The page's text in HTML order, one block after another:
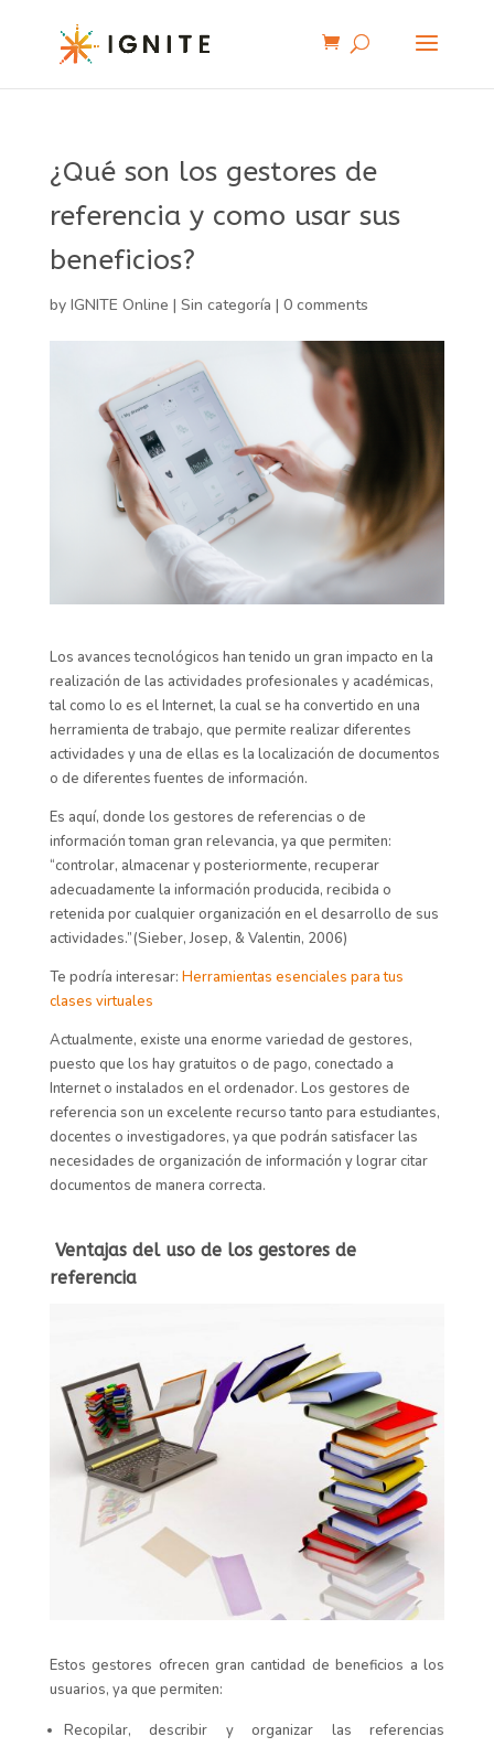
¿Qué son los gestores de
referencia y como usar sus
beneficios?
by IGNITE Online | Sin categoría | 0 comments
Los avances tecnológicos han tenido un gran impacto en la
realización de las actividades profesionales y académicas,
tal como lo es el Internet, la cual se ha convertido en una
herramienta de trabajo, que permite realizar diferentes
actividades y una de ellas es la localización de documentos
o de diferentes fuentes de información.
Es aquí, donde los gestores de referencias o de
información toman gran relevancia, ya que permiten:
“controlar, almacenar y posteriormente, recuperar
adecuadamente la información producida, recibida o
retenida por cualquier organización en el desarrollo de sus
actividades.”(Sieber, Josep, & Valentin, 2006)
Te podría interesar: Herramientas esenciales para tus
clases virtuales
Actualmente, existe una enorme variedad de gestores,
puesto que los hay gratuitos o de pago, conectado a
Internet o instalados en el ordenador. Los gestores de
referencia son un excelente recurso tanto para estudiantes,
docentes o investigadores, ya que podrán satisfacer las
necesidades de organización de información y lograr citar
documentos de manera correcta.
Ventajas del uso de los gestores de
referencia
Estos gestores ofrecen gran cantidad de beneficios a los
usuarios, ya que permiten:
Recopilar, describir y organizar las referencias